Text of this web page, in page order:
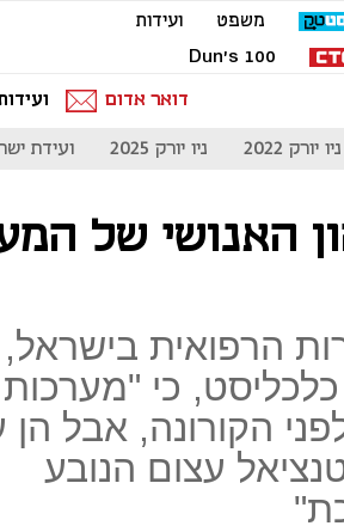
משפט
ועידות
Dun's 100
דואר אדום
ניו יורק 2022 ניו יורק 2025 ועידת
האנושי של
הרפואית בישראל,
כי "מערכות
הקורונה, אבל הן
עצום הנובע